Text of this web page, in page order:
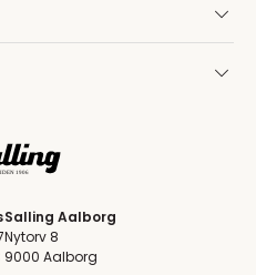
Salling Aalborg
Nytorv 8
9000 Aalborg